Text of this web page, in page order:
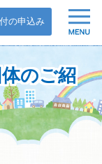
の申込み
のご紹